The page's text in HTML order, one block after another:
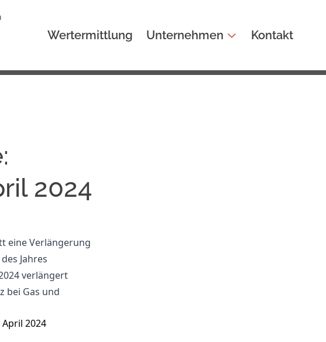
Wertermittlung Unternehmen Kontakt
2024
eine Verlängerung
Jahres
verlängert
bei Gas und